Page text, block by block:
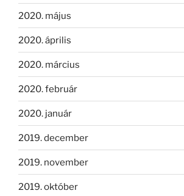
2020. május
2020. április
2020. március
2020. február
2020. január
2019. december
2019. november
2019. október